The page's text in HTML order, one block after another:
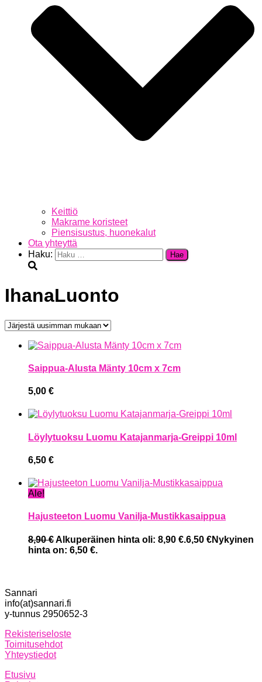
Keittiö
Makrame koristeet
Piensisustus, huonekalut
Ota yhteyttä
Haku:
IhanaLuonto
Saippua-Alusta Mänty 10cm x 7cm
5,00 €
Löylytuoksu Luomu Katajanmarja-Greippi 10ml
6,50 €
Ale!
Hajusteeton Luomu Vanilja-Mustikkasaippua
8,90€Alkuperäinen hinta oli: 8,90 €.6,50 €Nykyinen
hinta on: 6,50 €.
Sannari
info(at)sannari.fi
y-tunnus 2950652-3
Rekisteriseloste
Toimitusehdot
Yhteystiedot
Etusivu